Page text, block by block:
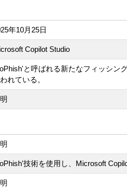
年10月25日
Copilot Studio
と呼ばれる新たなフィッシン
れている。
技術を使用し、Microsoft